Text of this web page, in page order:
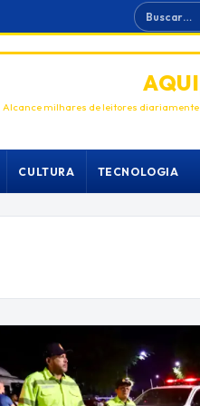
Buscar
ANUNCIEAQUI
Alcance milhares de leitores diariamente
CULTURA TECNOLOGIA